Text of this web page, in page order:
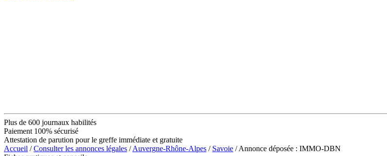
Plus de 600 journaux habilités
Paiement 100% sécurisé
Attestation de parution pour le greffe immédiate et gratuite
Accueil /Consulter les annonces légales /Auvergne-Rhône-Alpes / Savoie / Annonce déposée : IMMO-DBN